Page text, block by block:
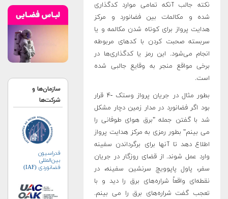
نکته جالب آنکه تمامی موارد کدگذاری
شده و مکالمات بین فضانورد و مرکز
هدایت پرواز برای کوتاه شدن مکالمه و یا
سربسته صحبت کردن با کدهای مربوطه
انجام می‌شود. این رمز یا کدگذاری‌ها در
برخی مواقع منجر به وقایع جالبی شده
است.
بطور مثال در جریان پرواز وستک -۴ قرار
بود اگر فضانورد در مدار زمین دچار مشکل
شد با گفتن جمله "برق هوای طوفانی را
می بینم" بطور رمزی به مرکز هدایت پرواز
اطلاع دهد تا آنها برای برگرداندن سفینه
وارد عمل شوند. از قضای روزگار در جریان
سفر، پاول پاپوویچ سرنشین سفینه، در
نقطه‌ای واقعاً شراره‌های برق را دید و با
تعجب گفت شراره‌های برق را می بینم.
سازمان‌ها و
شرکت‌ها
فدراسیون
بین‌المللی
فضانوردی (IAF)